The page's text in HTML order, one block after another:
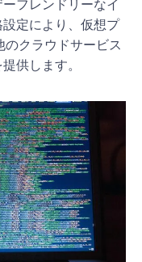
フレンドリーなイ
定により、仮想プ
クラウドサービス
供します。